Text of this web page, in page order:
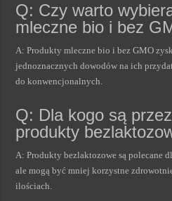
Q: Czy warto
mleczne bio i bez
A: Produkty mleczne bio i bez GMO
jednoznacznych dowodów na ich
do konwencjonalnych.
Q: Dla kogo są
produkty
A: Produkty bezlaktozowe są polecane
ale mogą być mniej korzystne
ilościach.